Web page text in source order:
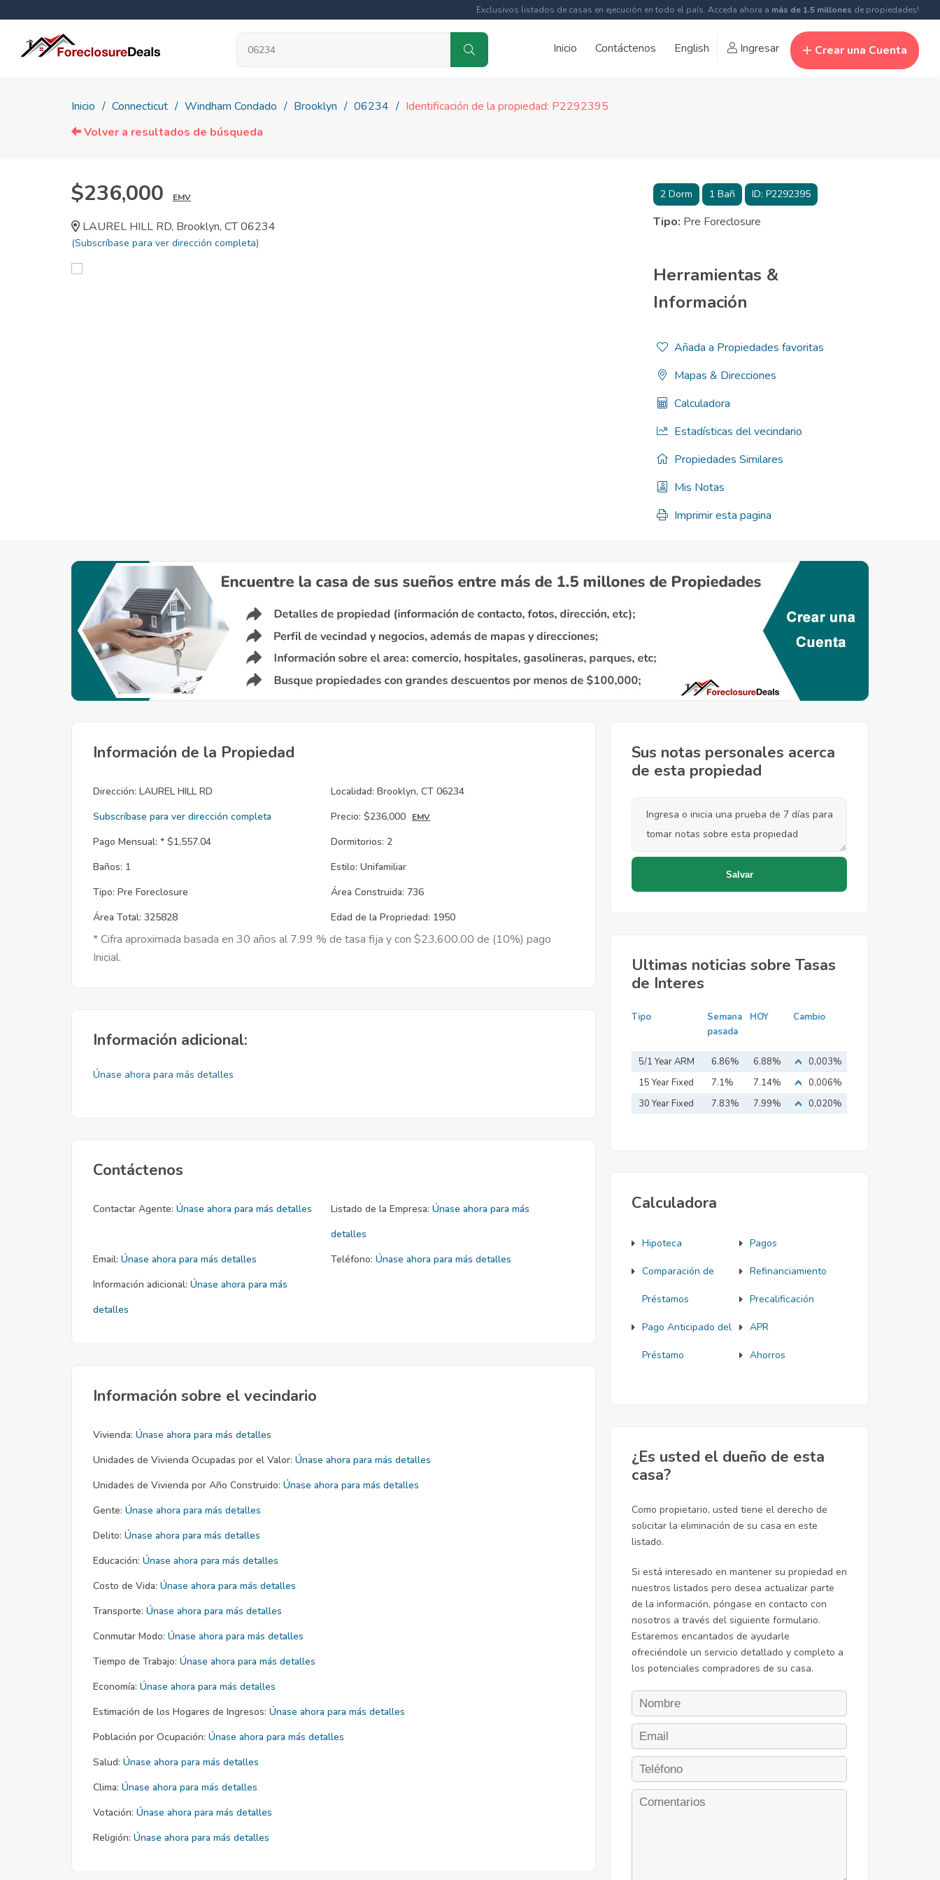
Exclusivos listados de casas en ejecución en todo el país. Acceda ahora a más de 1.5 millones de propiedades!
Inicio Contáctenos English Ingresar Crear una Cuenta
Inicio Connecticut Windham Condado Brooklyn 06234
Identificación de la propiedad: P2292395
Volver a resultados de búsqueda
$236,000 EMV
LAUREL HILL RD, Brooklyn, CT 06234
(Subscríbase para ver dirección completa)
2Dorm 1Bañ ID: P2292395
Tipo: Pre Foreclosure
Herramientas &
Información
Añada a Propiedades favoritas
Mapas & Direcciones
Calculadora
Estadísticas del vecindario
Propiedades Similares
Mis Notas
Imprimir esta pagina
Información de la Propiedad
Dirección: LAUREL HILL RD
Subscríbase para ver dirección completa
Localidad: Brooklyn, CT 06234
Precio: $236,000 EMV
Pago Mensual: * $1,557.04 Dormitorios: 2
Baños: 1 Estilo: Unifamiliar
Tipo: Pre Foreclosure Área Construida: 736
Área Total: 325828 Edad de la Propriedad: 1950
* Cifra aproximada basada en 30 años al 7.99 % de tasa fija y con $23,600.00 de (10%) pago
Inicial.
Información adicional:
Únase ahora para más detalles
Contáctenos
Contactar Agente: Únase ahora para más detalles Listado de la Empresa: Únase ahora para más
detalles
Email: Únase ahora para más detalles Teléfono: Únase ahora para más detalles
Información adicional: Únase ahora para más
detalles
Información sobre el vecindario
Vivienda: Únase ahora para más detalles
Unidades de Vivienda Ocupadas por el Valor: Únase ahora para más detalles
Unidades de Vivienda por Año Construido: Únase ahora para más detalles
Gente: Únase ahora para más detalles
Delito: Únase ahora para más detalles
Educación: Únase ahora para más detalles
Costo de Vida: Únase ahora para más detalles
Transporte: Únase ahora para más detalles
Conmutar Modo: Únase ahora para más detalles
Tiempo de Trabajo: Únase ahora para más detalles
Economía: Únase ahora para más detalles
Estimación de los Hogares de Ingresos: Únase ahora para más detalles
Población por Ocupación: Únase ahora para más detalles
Salud: Únase ahora para más detalles
Clima: Únase ahora para más detalles
Votación: Únase ahora para más detalles
Religión: Únase ahora para más detalles
Sus notas personales acerca
de esta propiedad
Ultimas noticias sobre Tasas
de Interes
Tipo
Semana
pasada
HOY Cambio
5/1 Year ARM 6.86% 6.88%
0,003%
15 Year Fixed
Mortgage
7.1% 7.14%
0,006%
30 Year Fixed
7.83% 7.99% 0,020%
Calculadora
Hipoteca Pagos
Comparación de
Préstamos
Refinanciamiento
Precalificación
Pago Anticipado del
Préstamo
APR
Ahorros
¿Es usted el dueño de esta
casa?
Como propietario, usted tiene el derecho de
solicitar la eliminación de su casa en este
listado.
Si está interesado en mantener su propiedad en
nuestros listados pero desea actualizar parte
de la información, póngase en contacto con
nosotros a través del siguiente formulario.
Estaremos encantados de ayudarle
ofreciéndole un servicio detallado y completo a
los potenciales compradores de su casa.